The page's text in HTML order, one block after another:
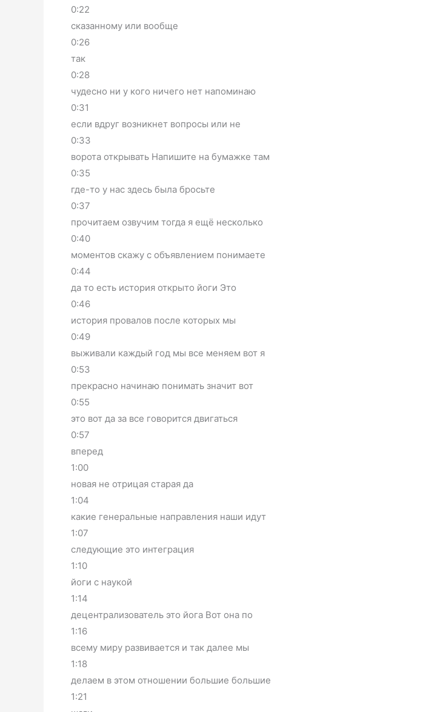
0:22
сказанному или вообще
0:26
так
0:28
чудесно ни у кого ничего нет напоминаю
0:31
если вдруг возникнет вопросы или не
0:33
ворота открывать Напишите на бумажке там
0:35
где-то у нас здесь была бросьте
0:37
прочитаем озвучим тогда я ещё несколько
0:40
моментов скажу с объявлением понимаете
0:44
да то есть история открыто йоги Это
0:46
история провалов после которых мы
0:49
выживали каждый год мы все меняем вот я
0:53
прекрасно начинаю понимать значит вот
0:55
это вот да за все говорится двигаться
0:57
вперед
1:00
новая не отрицая старая да
1:04
какие генеральные направления наши идут
1:07
следующие это интеграция
1:10
йоги с наукой
1:14
децентрализователь это йога Вот она по
1:16
всему миру развивается и так далее мы
1:18
делаем в этом отношении большие большие
1:21